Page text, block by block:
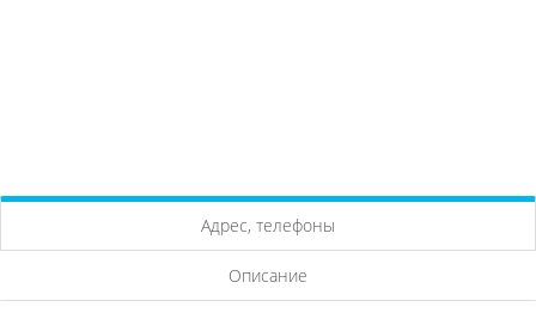
Адрес, телефоны
Описание